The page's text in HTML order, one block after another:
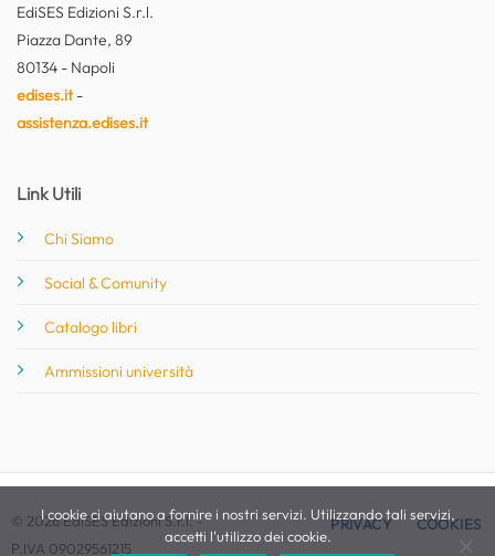
EdiSES Edizioni S.r.l.
Piazza Dante, 89
80134 - Napoli
edises.it-
assistenza.edises.it
Link Utili
Chi Siamo
Social & Comunity
Catalogo libri
Ammissioni università
© 2026 EdiSES Edizioni S.r.l. -
P.IVA 09029561215
PRIVACY COOKIES
I cookie ci aiutano a fornire i nostri servizi. Utilizzando tali servizi,
accetti l'utilizzo dei cookie.